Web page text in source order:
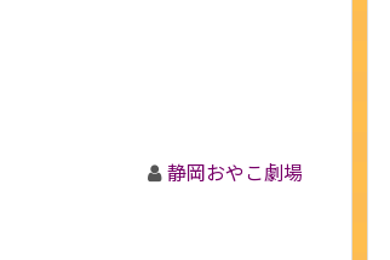
静岡おやこ劇場